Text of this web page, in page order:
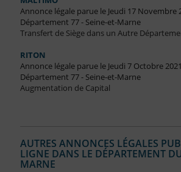
Annonce légale parue le Jeudi 17 Novembre
Département 77 - Seine-et-Marne
Transfert de Siège dans un Autre
RITON
Annonce légale parue le Jeudi 7 Octobre 2021
Département 77 - Seine-et-Marne
Augmentation de Capital
AUTRES ANNONCES LÉGALES
LIGNE DANS LE DÉPARTEMENT
MARNE